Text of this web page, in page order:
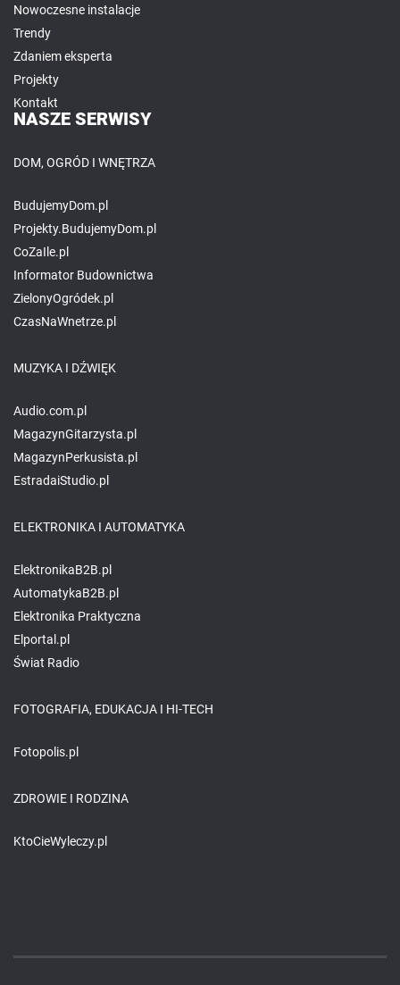
Nowoczesne instalacje
Trendy
Zdaniem eksperta
Projekty
Kontakt
NASZE SERWISY
DOM, OGRÓD I WNĘTRZA
BudujemyDom.pl
Projekty.BudujemyDom.pl
CoZaIle.pl
Informator Budownictwa
ZielonyOgródek.pl
CzasNaWnetrze.pl
MUZYKA I DŹWIĘK
Audio.com.pl
MagazynGitarzysta.pl
MagazynPerkusista.pl
EstradaiStudio.pl
ELEKTRONIKA I AUTOMATYKA
ElektronikaB2B.pl
AutomatykaB2B.pl
Elektronika Praktyczna
Elportal.pl
Świat Radio
FOTOGRAFIA, EDUKACJA I HI-TECH
Fotopolis.pl
ZDROWIE I RODZINA
KtoCieWyleczy.pl